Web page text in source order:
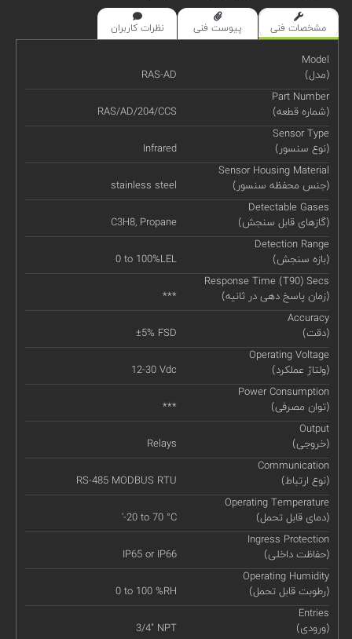
مشخصات فنی پیوست فنی نظرات کاربران
Model
(مدل)
RAS-AD
Part Number
(شماره قطعه)
RAS/AD/204/CCS
Sensor Type
(نوع سنسور)
Infrared
Sensor Housing Material
(جنس محفظه سنسور)
stainless steel
Detectable Gases
(گازهای قابل سنجش)
C3H8, Propane
Detection Range
(بازه سنجش)
0 to 100%LEL
Response Time (T90) Secs
(زمان پاسخ دهی در ثانیه)
***
Accuracy
(دقت)
±5% FSD
Operating Voltage
(ولتاژ عملکرد)
12-30 Vdc
Power Consumption
(توان مصرفی)
***
Output
(خروجی)
Relays
Communication
(نوع ارتباط)
RS-485 MODBUS RTU
Operating Temperature
(دمای قابل تحمل)
'-20 to 70 °C
Ingress Protection
(حفاظت داخلی)
IP65 or IP66
Operating Humidity
(رطوبت قابل تحمل)
0 to 100 %RH
Entries
(ورودی)
3/4" NPT